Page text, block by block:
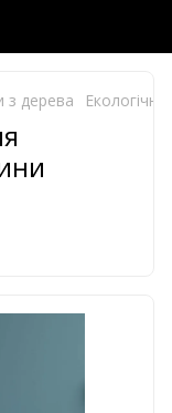
з дерева